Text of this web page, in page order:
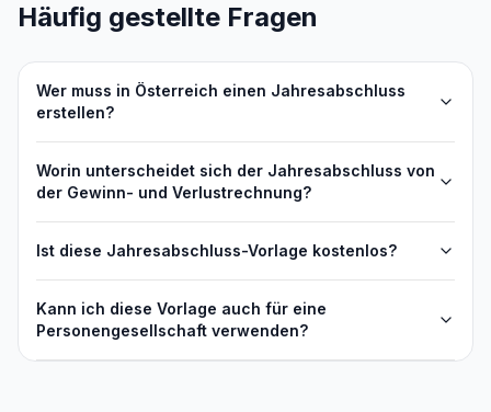
Häufig gestellte Fragen
Wer muss in Österreich einen Jahresabschluss
erstellen?
Worin unterscheidet sich der Jahresabschluss von
der Gewinn- und Verlustrechnung?
Ist diese Jahresabschluss-Vorlage kostenlos?
Kann ich diese Vorlage auch für eine
Personengesellschaft verwenden?